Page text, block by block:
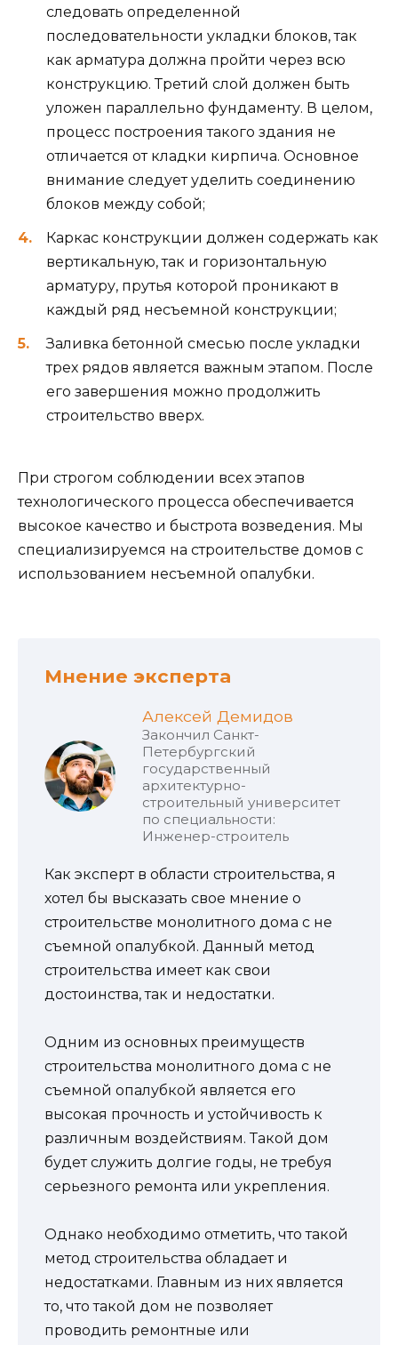
следовать определенной
последовательности укладки блоков, так
как арматура должна пройти через всю
конструкцию. Третий слой должен быть
уложен параллельно фундаменту. В целом,
процесс построения такого здания не
отличается от кладки кирпича. Основное
внимание следует уделить соединению
блоков между собой;
Каркас конструкции должен содержать как
вертикальную, так и горизонтальную
арматуру, прутья которой проникают в
каждый ряд несъемной конструкции;
Заливка бетонной смесью после укладки
трех рядов является важным этапом. После
его завершения можно продолжить
строительство вверх.
При строгом соблюдении всех этапов
технологического процесса обеспечивается
высокое качество и быстрота возведения. Мы
специализируемся на строительстве домов с
использованием несъемной опалубки.
Мнение эксперта
Алексей Демидов
Закончил Санкт-
Петербургский
государственный
архитектурно-
строительный университет
по специальности:
Инженер-строитель
Как эксперт в области строительства, я
хотел бы высказать свое мнение о
строительстве монолитного дома с не
съемной опалубкой. Данный метод
строительства имеет как свои
достоинства, так и недостатки.
Одним из основных преимуществ
строительства монолитного дома с не
съемной опалубкой является его
высокая прочность и устойчивость к
различным воздействиям. Такой дом
будет служить долгие годы, не требуя
серьезного ремонта или укрепления.
Однако необходимо отметить, что такой
метод строительства обладает и
недостатками. Главным из них является
то, что такой дом не позволяет
проводить ремонтные или